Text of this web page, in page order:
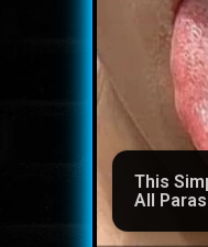
This
All